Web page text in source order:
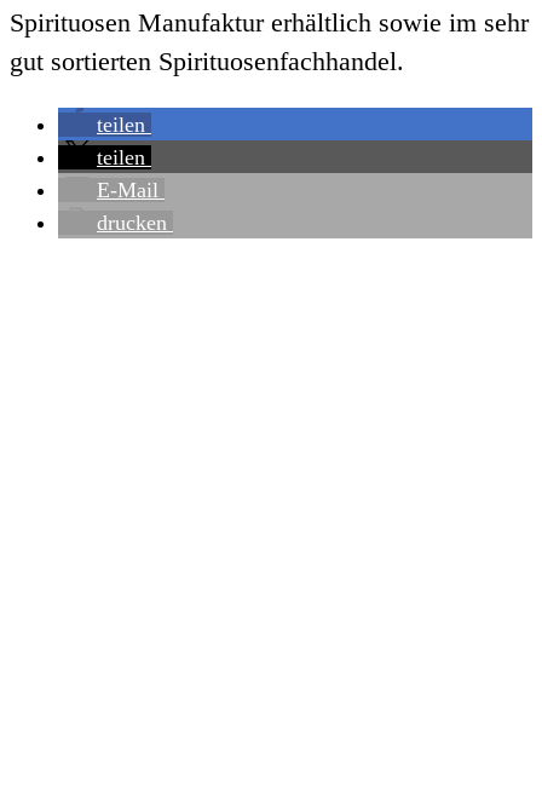
Spirituosen Manufaktur erhältlich sowie im sehr
gut sortierten Spirituosenfachhandel.
teilen
teilen
E-Mail
drucken